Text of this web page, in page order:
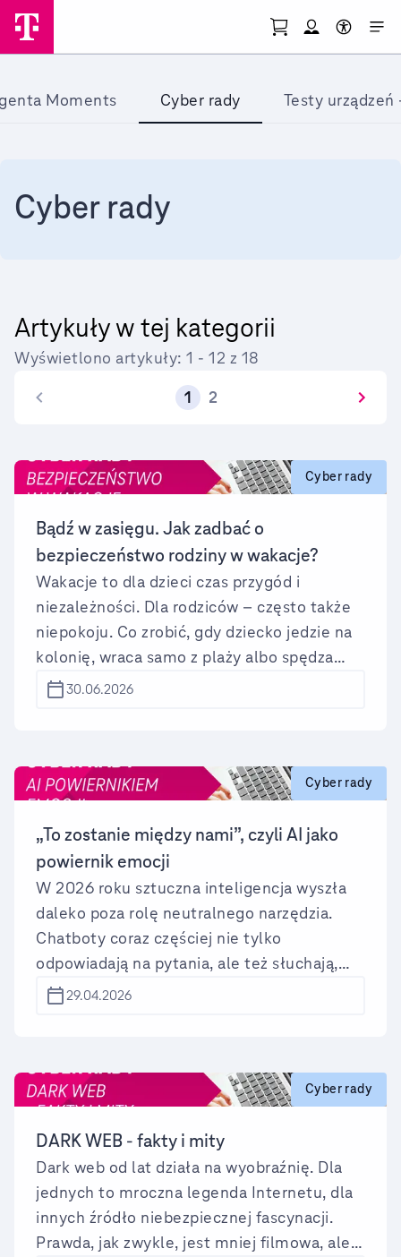
Przejdź do strony głównej
Moments Cyber rady Testy urządzeń
Cyber rady
Artykuły w tej kategorii
Wyświetlono artykuły: 1 - 12 z 18
1
2
Cyber rady
Bądź w zasięgu. Jak zadbać o
bezpieczeństwo rodziny w wakacje?
Wakacje to dla dzieci czas przygód i
niezależności. Dla rodziców – często także
niepokoju. Co zrobić, gdy dziecko jedzie na
kolonię, wraca samo z plaży albo spędza
całe dnie poza domem? Eksperci T-Mobile
30.06.2026
Cyber rady
„To zostanie między nami”, czyli AI jako
powiernik emocji
W 2026 roku sztuczna inteligencja wyszła
daleko poza rolę neutralnego narzędzia.
Chatboty coraz częściej nie tylko
odpowiadają na pytania, ale też słuchają,
zapamiętują, reagują empatycznie i są
mogą zastąpić prawdziwe relacje?
29.04.2026
Cyber rady
DARK WEB - fakty i mity
Dark web od lat działa na wyobraźnię. Dla
jednych to mroczna legenda Internetu, dla
innych źródło niebezpiecznej fascynacji.
Prawda, jak zwykle, jest mniej filmowa, ale